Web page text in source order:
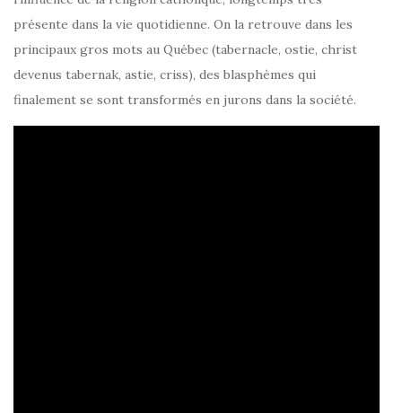
présente dans la vie quotidienne. On la retrouve dans les
principaux gros mots au Québec (tabernacle, ostie, christ
devenus tabernak, astie, criss), des blasphèmes qui
finalement se sont transformés en jurons dans la société.